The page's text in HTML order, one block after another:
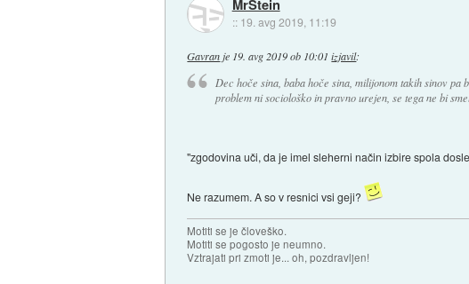
MrStein
:: 19. avg 2019, 11:19
Gavran je 19. avg 2019 ob 10:01 izjavil:
Dec hoče sina, baba hoče sina, milijonom takih sinov pa
problem ni sociološko in pravno urejen, se tega ne bi
"zgodovina uči, da je imel sleherni način izbire spola
Ne razumem. A so v resnici vsi geji?
Motiti se je človeško.
Motiti se pogosto je neumno.
Vztrajati pri zmoti je... oh, pozdravljen!